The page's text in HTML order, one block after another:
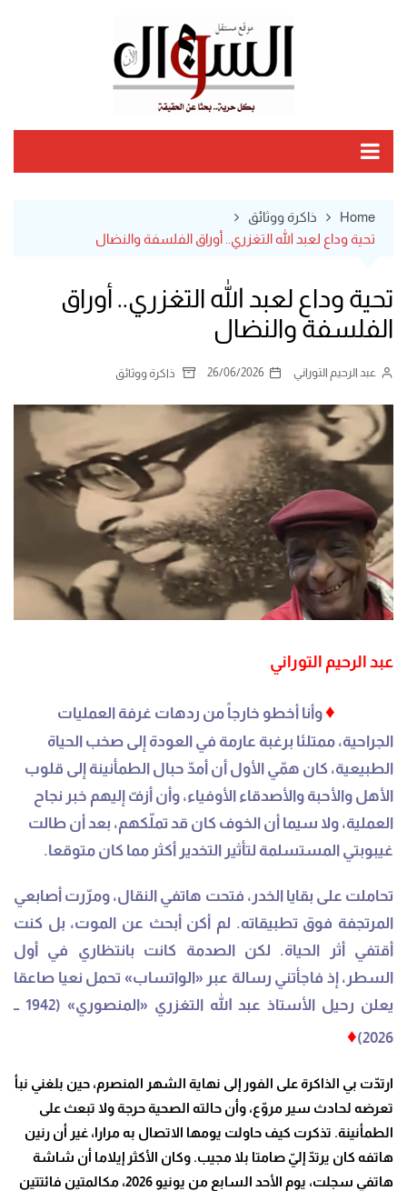
Home
ذاكرة ووثائق
تحية وداع لعبد الله التغزري.. أوراق الفلسفة والنضال
تحية وداع لعبد الله التغزري.. أوراق
الفلسفة والنضال
عبد الرحيم التوراني 26/06/2026 ذاكرة ووثائق
عبد الرحيم التوراني
♦وأنا أخطو خارجاً من ردهات غرفة العمليات
الجراحية، ممتلئا برغبة عارمة في العودة إلى صخب الحياة
الطبيعية، كان همّي الأول أن أمدّ حبال الطمأنينة إلى قلوب
الأهل والأحبة والأصدقاء الأوفياء، وأن أزفّ إليهم خبر نجاح
العملية، ولا سيما أن الخوف كان قد تملّكهم، بعد أن طالت
غيبوبتي المستسلمة لتأثير التخدير أكثر مما كان متوقعا.
تحاملت على بقايا الخدر، فتحت هاتفي النقال، ومرّرت أصابعي
المرتجفة فوق تطبيقاته. لم أكن أبحث عن الموت، بل كنت
أقتفي أثر الحياة. لكن الصدمة كانت بانتظاري في أول
السطر، إذ فاجأتني رسالة عبر «الواتساب» تحمل نعيا صاعقا
يعلن رحيل الأستاذ عبد الله التغزري «المنصوري» (1942 ــ
2026)
♦
ارتدّت بي الذاكرة على الفور إلى نهاية الشهر المنصرم، حين بلغني نبأ
تعرضه لحادث سير مروّع، وأن حالته الصحية حرجة ولا تبعث على
الطمأنينة. تذكرت كيف حاولت يومها الاتصال به مرارا، غير أن رنين
هاتفه كان يرتدّ إليّ صامتا بلا مجيب. وكان الأكثر إيلاما أن شاشة
هاتفي سجلت، يوم الأحد السابع من يونيو 2026، مكالمتين فائتتين